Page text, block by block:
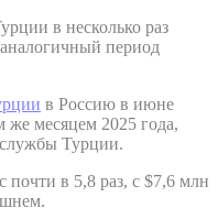
в несколько раз
период
в Россию в июне
же месяцем 2025 года,
службы Турции.
в 5,8 раз, с $7,6 млн